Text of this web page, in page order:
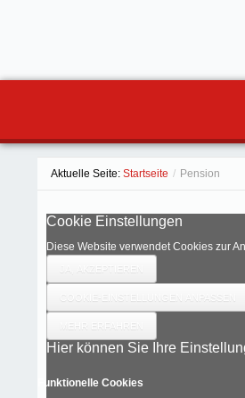
Aktuelle Seite: Startseite / Pension
Cookie Einstellungen
Diese Website verwendet Cookies zur
JA, AKZEPTIEREN
COOKIE-EINSTELLUNGEN ANPASSEN
MEHR ERFAHREN
Hier können Sie Ihre
Funktionelle Cookies